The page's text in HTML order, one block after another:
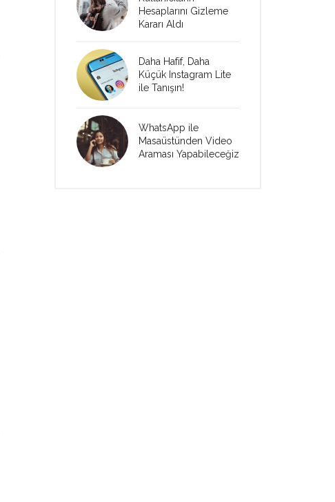
Hesaplarını Gizleme
Kararı Aldı
Daha Hafif, Daha
Küçük Instagram Lite
ile Tanışın!
WhatsApp ile
Masaüstünden Video
Araması Yapabileceğiz